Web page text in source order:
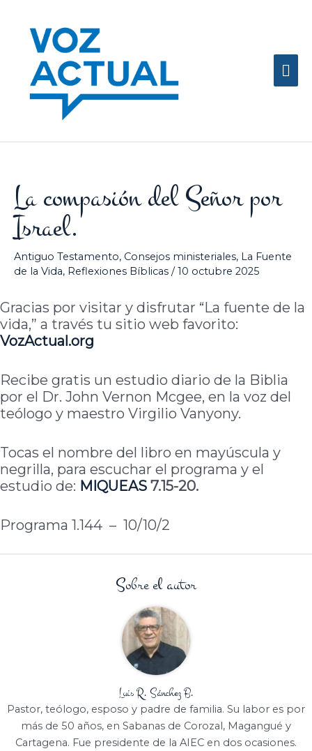
contenido
La compasión del Señor por
Israel.
Antiguo Testamento, Consejos ministeriales, La Fuente
de la Vida, Reflexiones Bíblicas /10 octubre 2025
Gracias por visitar y disfrutar “La fuente de la
vida,” a través tu sitio web favorito:
VozActual.org
Recibe gratis un estudio diario de la Biblia
por el Dr. John Vernon Mcgee, en la voz del
teólogo y maestro Virgilio Vanyony.
Tocas el nombre del libro en mayúscula y
negrilla, para escuchar el programa y el
estudio de: MIQUEAS 7.15-20.
Programa 1.144 – 10/10/2
Sobre el autor
Luis R. Sánchez B.
Pastor, teólogo, esposo y padre de familia. Su labor es por
más de 50 años, en Sabanas de Corozal, Magangué y
Cartagena. Fue presidente de la AIEC en dos ocasiones.